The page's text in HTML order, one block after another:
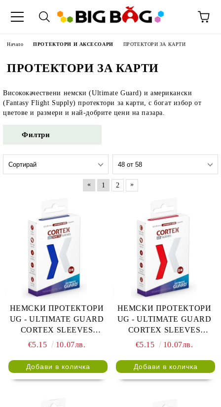
Начало ПРОТЕКТОРИ И АКСЕСОАРИ ПРОТЕКТОРИ ЗА КАРТИ
ПРОТЕКТОРИ ЗА КАРТИ
Висококачествени немски (Ultimate Guard) и американски
(Fantasy Flight Supply) протектори за карти, с богат избор от
цветове и размери и най-добрите цени на пазара.
Филтри
« 1 2 »
НЕМСКИ ПРОТЕКТОРИ
UG - ULTIMATE GUARD
CORTEX SLEEVES
JAPANESE 62x89 - 60 БР.
€5.15 10.07лв.
НЕМСКИ ПРОТЕКТОРИ
UG - ULTIMATE GUARD
CORTEX SLEEVES
JAPANESE 62x89 - 60 БР.
€5.15 10.07лв.